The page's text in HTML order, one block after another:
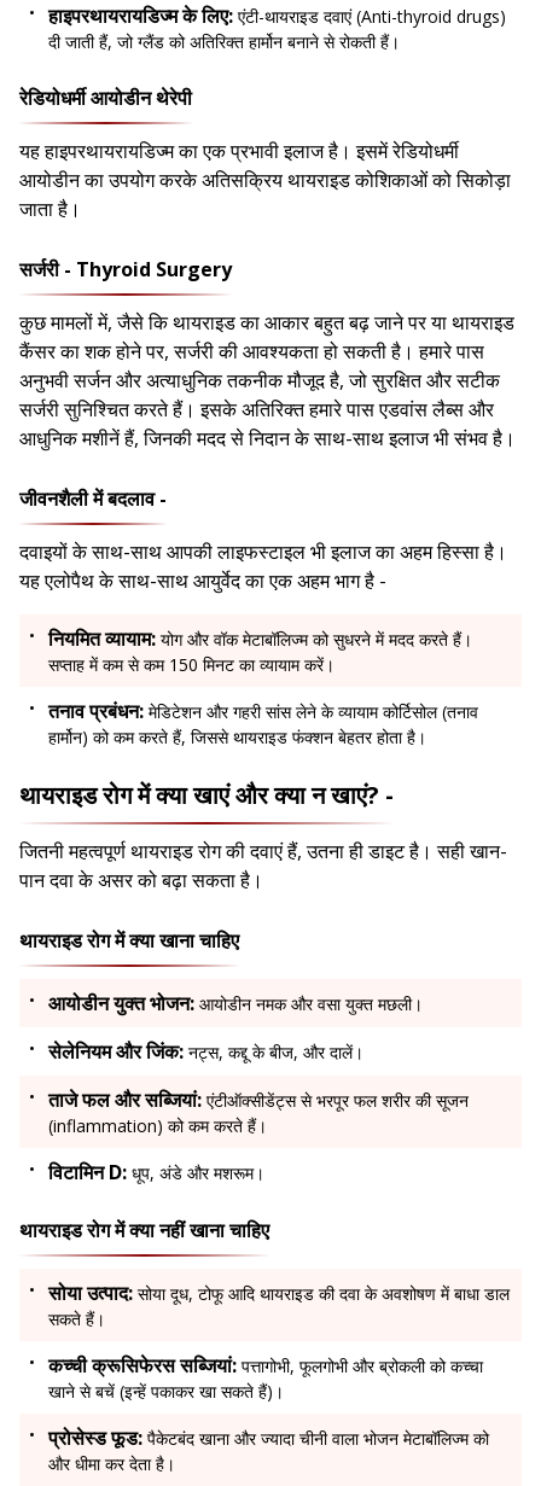
हाइपरथायरायडिज्म के लिए: एंटी-थायराइड दवाएं (Anti-thyroid drugs)
दी जाती हैं, जो ग्लैंड को अतिरिक्त हार्मोन बनाने से रोकती हैं।
रेडियोधर्मी आयोडीन थेरेपी
यह हाइपरथायरायडिज्म का एक प्रभावी इलाज है। इसमें रेडियोधर्मी
आयोडीन का उपयोग करके अतिसक्रिय थायराइड कोशिकाओं को सिकोड़ा
जाता है।
सर्जरी - Thyroid Surgery
कुछ मामलों में, जैसे कि थायराइड का आकार बहुत बढ़ जाने पर या थायराइड
कैंसर का शक होने पर, सर्जरी की आवश्यकता हो सकती है। हमारे पास
अनुभवी सर्जन और अत्याधुनिक तकनीक मौजूद है, जो सुरक्षित और सटीक
सर्जरी सुनिश्चित करते हैं। इसके अतिरिक्त हमारे पास एडवांस लैब्स और
आधुनिक मशीनें हैं, जिनकी मदद से निदान के साथ-साथ इलाज भी संभव है।
जीवनशैली में बदलाव -
दवाइयों के साथ-साथ आपकी लाइफस्टाइल भी इलाज का अहम हिस्सा है।
यह एलोपैथ के साथ-साथ आयुर्वेद का एक अहम भाग है -
नियमित व्यायाम: योग और वॉक मेटाबॉलिज्म को सुधरने में मदद करते हैं।
सप्ताह में कम से कम 150 मिनट का व्यायाम करें।
तनाव प्रबंधन: मेडिटेशन और गहरी सांस लेने के व्यायाम कोर्टिसोल (तनाव
हार्मोन) को कम करते हैं, जिससे थायराइड फंक्शन बेहतर होता है।
थायराइड रोग में क्या खाएं और क्या न खाएं? -
जितनी महत्वपूर्ण थायराइड रोग की दवाएं हैं, उतना ही डाइट है। सही खान-
पान दवा के असर को बढ़ा सकता है।
थायराइड रोग में क्या खाना चाहिए
आयोडीन युक्त भोजन: आयोडीन नमक और वसा युक्त मछली।
सेलेनियम और जिंक: नट्स, कद्दू के बीज, और दालें।
ताजे फल और सब्जियां: एंटीऑक्सीडेंट्स से भरपूर फल शरीर की सूजन
(inflammation) को कम करते हैं।
विटामिन D: धूप, अंडे और मशरूम।
थायराइड रोग में क्या नहीं खाना चाहिए
सोया उत्पाद: सोया दूध, टोफू आदि थायराइड की दवा के अवशोषण में बाधा डाल
सकते हैं।
कच्ची क्रूसिफेरस सब्जियां: पत्तागोभी, फूलगोभी और ब्रोकली को कच्चा
खाने से बचें (इन्हें पकाकर खा सकते हैं)।
प्रोसेस्ड फूड: पैकेटबंद खाना और ज्यादा चीनी वाला भोजन मेटाबॉलिज्म को
और धीमा कर देता है।